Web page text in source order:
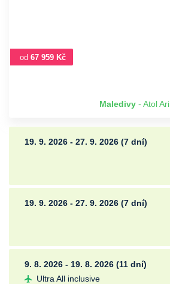
od 67 959 Kč
Maledivy- Atol Ari
19. 9. 2026 - 27. 9. 2026 (7 dní)
19. 9. 2026 - 27. 9. 2026 (7 dní)
9. 8. 2026 - 19. 8. 2026 (11 dní)
Ultra All inclusive